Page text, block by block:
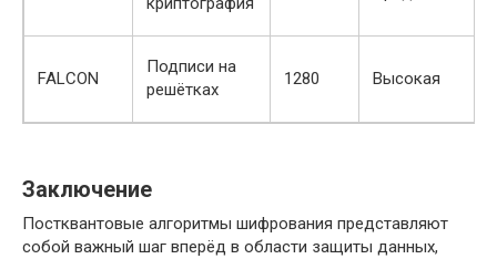
FALCON
Подписи на
решётках
1280 Высокая
Заключение
Постквантовые алгоритмы шифрования представляют
собой важный шаг вперёд в области защиты данных,